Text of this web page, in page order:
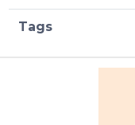
Tags